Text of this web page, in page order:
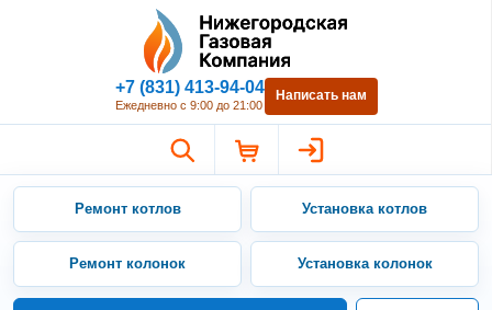
Нижегородская Газовая
+7 (831) 413-94-04
Ежедневно с 9:00 до 21:00
Написать нам
Ремонт котлов Установка котлов
Ремонт колонок Установка колонок